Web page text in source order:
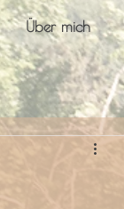
Über mich